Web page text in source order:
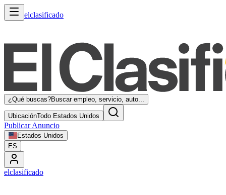
elclasificado
¿Qué buscas?Buscar empleo, servicio, auto...
UbicaciónTodo Estados Unidos
Publicar Anuncio
Estados Unidos
ES
elclasificado